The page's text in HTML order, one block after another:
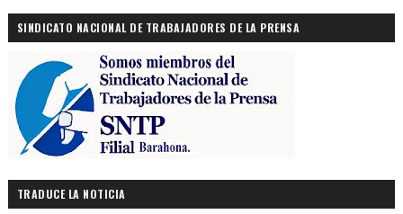
SINDICATO NACIONAL DE TRABAJADORES DE LA PRENSA
TRADUCE LA NOTICIA